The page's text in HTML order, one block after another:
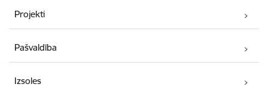
Projekti
Pašvaldība
Izsoles